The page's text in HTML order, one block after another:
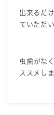
出来るだ
ていただ
虫歯がな
ススメし